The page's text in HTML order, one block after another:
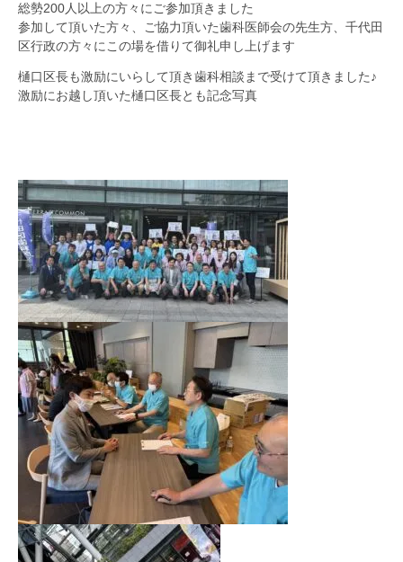
総勢200人以上の方々にご参加頂きました
参加して頂いた方々、ご協力頂いた歯科医師会の先生方、千代田
区行政の方々にこの場を借りて御礼申し上げます
樋口区長も激励にいらして頂き歯科相談まで受けて頂きました♪
激励にお越し頂いた樋口区長とも記念写真